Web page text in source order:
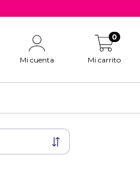
Mi cuenta Mi carrito
0